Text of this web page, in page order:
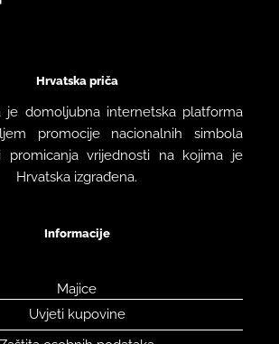
Hrvatska priča
je domoljubna internetska platforma
promocije nacionalnih simbola
promicanja vrijednosti na kojima je
Hrvatska izgrađena.
Informacije
Majice
Uvjeti kupovine